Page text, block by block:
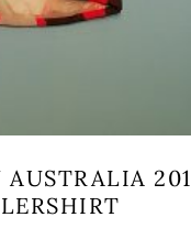
AUSTRALIA